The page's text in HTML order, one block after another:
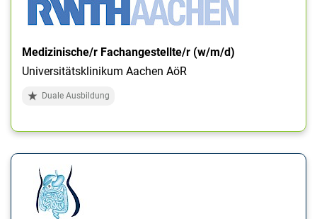
Medizinische/r Fachangestellte/r (w/m/d)
Universitätsklinikum Aachen AöR
Duale Ausbildung